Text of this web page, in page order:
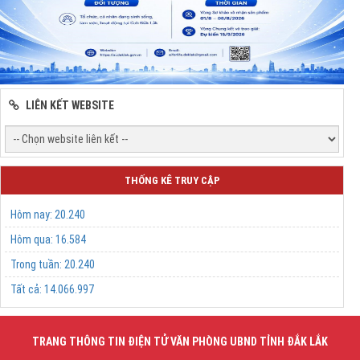
LIÊN KẾT WEBSITE
THỐNG KÊ TRUY CẬP
Hôm nay: 20.240
Hôm qua: 16.584
Trong tuần: 20.240
Tất cả: 14.066.997
TRANG THÔNG TIN ĐIỆN TỬ VĂN PHÒNG UBND TỈNH ĐẮK LẮK